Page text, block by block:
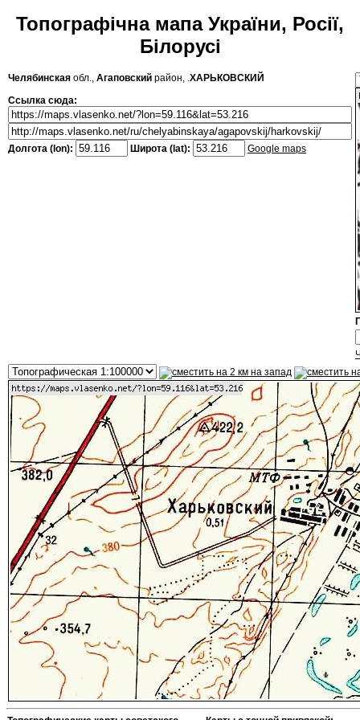
Топографічна мапа України, Росії,
Білорусі
Челябинская обл., Агаповский район, .ХАРЬКОВСКИЙ
Ссылка сюда:
Долгота (lon): Широта (lat): Google maps